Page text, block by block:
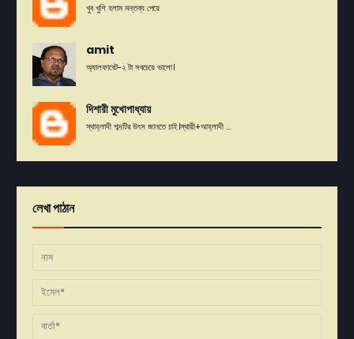
খুব খুশি হলাম মন্তব্য পেয়ে
amit
অ্যালফাবেট-২ টা সবচেয়ে ভালো।
দিশারী মুখোপাধ্যায়
স্থাহ্লাদী শব্দটির উৎস জানতে চাই।স্থায়ী+আহ্লাদী ...
লেখা পাঠান